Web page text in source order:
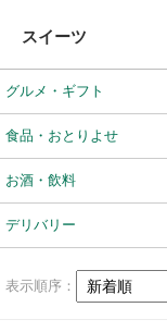
スイーツ
グルメ・ギフト
食品・おとりよせ
お酒・飲料
デリバリー
表示順序：